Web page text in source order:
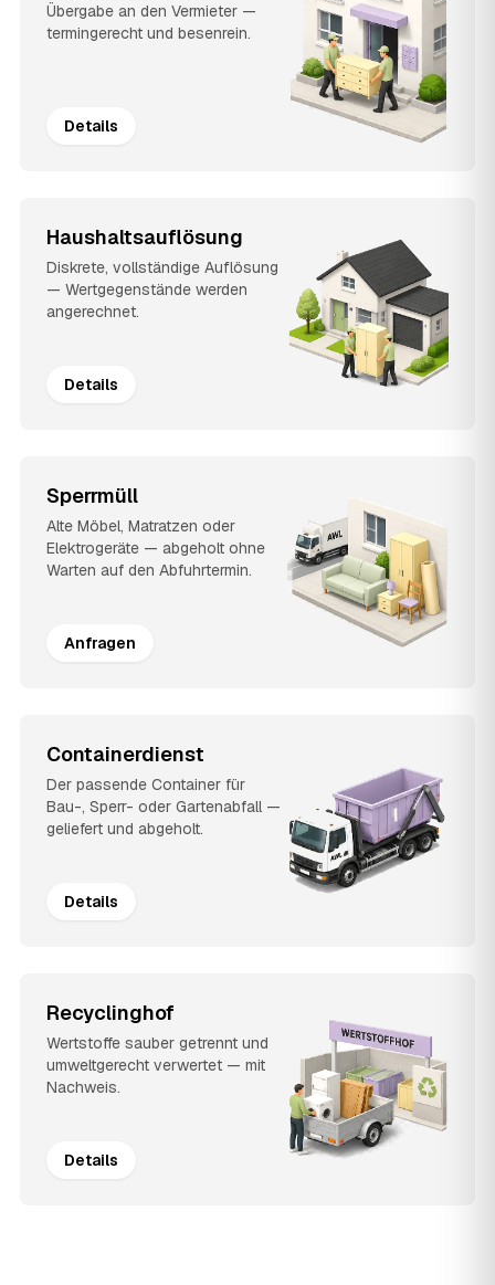
Übergabe an den Vermieter —
termingerecht und besenrein.
Details
Haushaltsauflösung
Diskrete, vollständige Auflösung
— Wertgegenstände werden
angerechnet.
Details
Sperrmüll
Alte Möbel, Matratzen oder
Elektrogeräte — abgeholt ohne
Warten auf den Abfuhrtermin.
Anfragen
Containerdienst
Der passende Container für
Bau-, Sperr- oder Gartenabfall —
geliefert und abgeholt.
Details
Recyclinghof
Wertstoffe sauber getrennt und
umweltgerecht verwertet — mit
Nachweis.
Details